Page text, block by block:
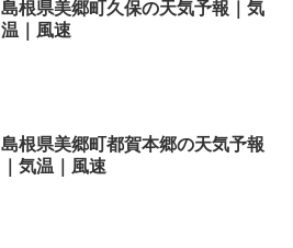
島根県美郷町久保の天気予報｜気
温｜風速
島根県美郷町都賀本郷の天気予報
｜気温｜風速